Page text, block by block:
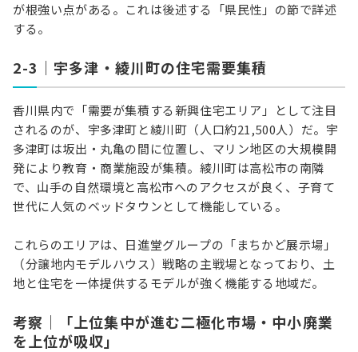
が根強い点がある。これは後述する「県民性」の節で詳述
する。
2-3｜宇多津・綾川町の住宅需要集積
香川県内で「需要が集積する新興住宅エリア」として注目
されるのが、宇多津町と綾川町（人口約21,500人）だ。宇
多津町は坂出・丸亀の間に位置し、マリン地区の大規模開
発により教育・商業施設が集積。綾川町は高松市の南隣
で、山手の自然環境と高松市へのアクセスが良く、子育て
世代に人気のベッドタウンとして機能している。
これらのエリアは、日進堂グループの「まちかど展示場」
（分譲地内モデルハウス）戦略の主戦場となっており、土
地と住宅を一体提供するモデルが強く機能する地域だ。
考察｜「上位集中が進む二極化市場・中小廃業
を上位が吸収」